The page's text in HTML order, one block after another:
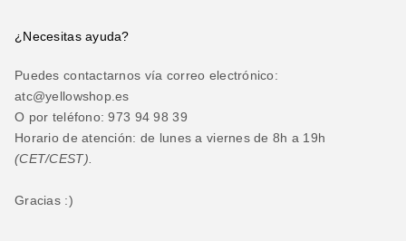
¿Necesitas ayuda?
Puedes contactarnos vía correo electrónico:
atc@yellowshop.es
O por teléfono: 973 94 98 39
Horario de atención: de lunes a viernes de 8h a 19h
(CET/CEST).
Gracias :)